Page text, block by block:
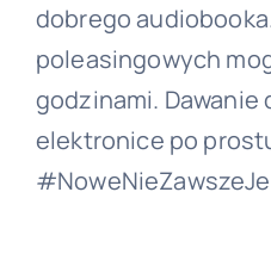
dobrego
poleasingowych
godzinami. Dawanie
elektronice po